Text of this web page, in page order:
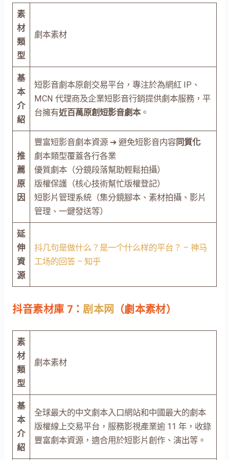
素
材
類
型
劇本素材
基
本
介
紹
短影音劇本原創交易平台，專注於為網紅 IP、
MCN 代理商及企業短影音行銷提供劇本服務，平
台擁有近百萬原創短影音劇本。
推
薦
原
因
豐富短影音劇本資源 ➔ 避免短影音内容同質化
劇本類型覆蓋各行各業
優質劇本（分鏡段落幫助輕鬆拍攝）
版權保護（核心技術幫忙版權登記）
短影片管理系統（集分鏡腳本、素材拍攝、影片
管理、一鍵發送等）
延
伸
資
源
抖几句是做什么？是一个什么样的平台？ – 神马
工场的回答 – 知乎
抖音素材庫 7：剧本网 （劇本素材）
素
材
類
型
劇本素材
基
本
介
紹
全球最大的中文劇本入口網站和中國最大的劇本
版權線上交易平台，服務影視產業逾 11 年，收錄
豐富劇本資源，適合用於短影片創作、演出等。